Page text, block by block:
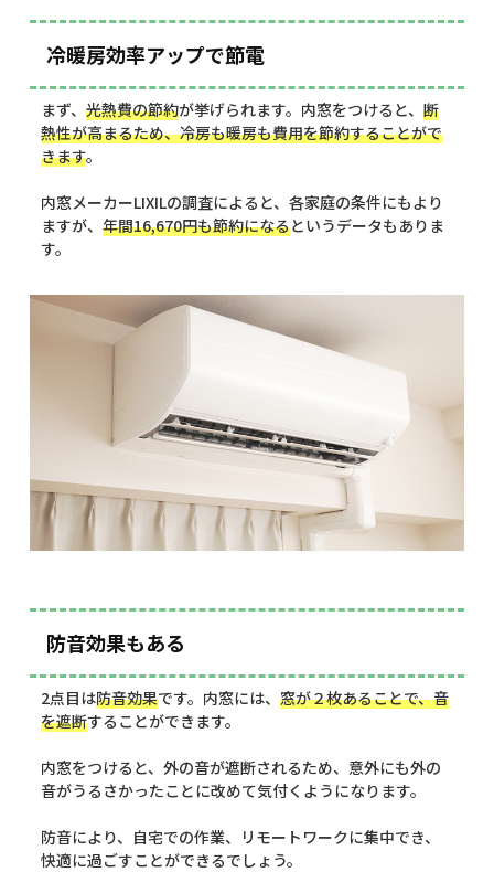
冷暖房効率アップで節電
まず、 光熱費の節約が挙げられます。内窓をつけると、 断
熱性が高まるため、冷房も暖房も費用を節約することがで
きます。
内窓メーカーLIXILの調査によると、各家庭の条件にもより
ますが、 年間16,670円も節約になるというデータもありま
す。
防音効果もある
2点目は防音効果です。内窓には、 窓が２枚あることで、音
を遮断することができます。
内窓をつけると、外の音が遮断されるため、意外にも外の
音がうるさかったことに改めて気付くようになります。
防音により、自宅での作業、リモートワークに集中でき、
快適に過ごすことができるでしょう。